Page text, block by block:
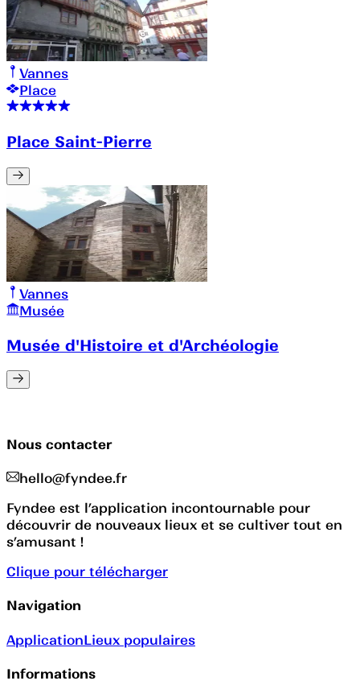
Vannes
Place
Place Saint-Pierre
Vannes
Musée
Musée d'Histoire et d'Archéologie
Nous contacter
hello@fyndee.fr
Fyndee est l’application incontournable pour
découvrir de nouveaux lieux et se cultiver tout en
s’amusant !
Clique pour télécharger
Navigation
ApplicationLieux populaires
Informations